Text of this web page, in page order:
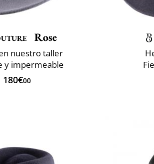
Rose
nuestro taller
y impermeable
180€00